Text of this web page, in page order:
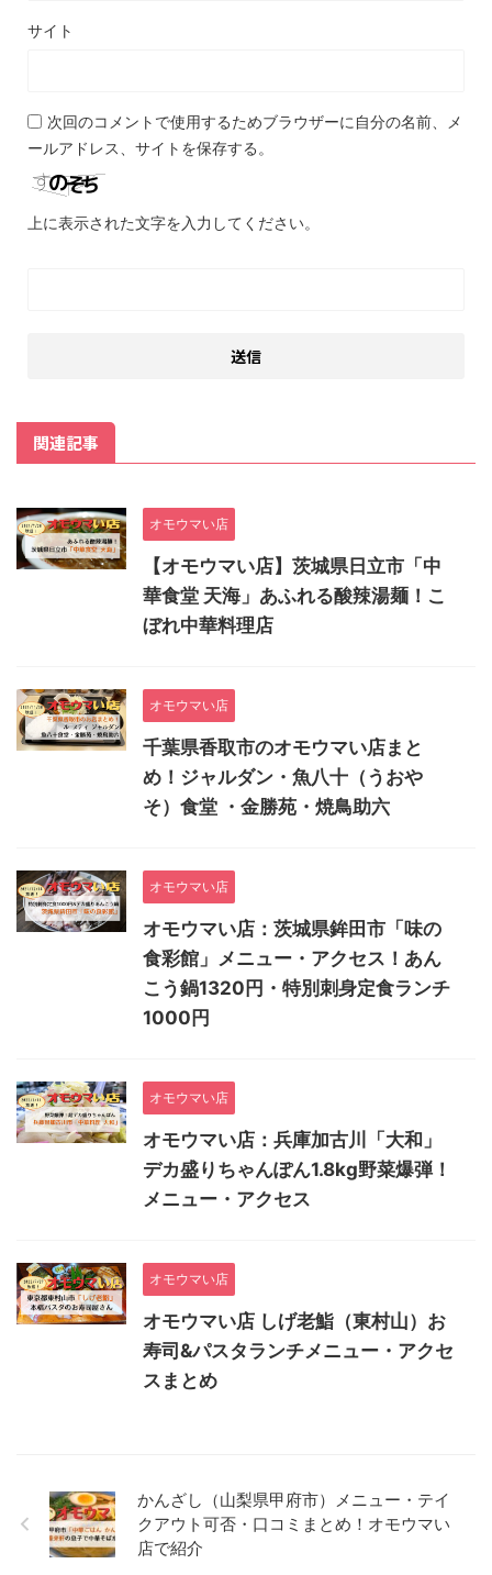
サイト
次回のコメントで使用するためブラウザーに自分の名前、メ
ールアドレス、サイトを保存する。
上に表示された文字を入力してください。
関連記事
オモウマい店
【オモウマい店】茨城県日立市「中
華食堂 天海」あふれる酸辣湯麺！こ
ぼれ中華料理店
オモウマい店
千葉県香取市のオモウマい店まと
め！ジャルダン・魚八十（うおや
そ）食堂 ・金勝苑・焼鳥助六
オモウマい店
オモウマい店：茨城県鉾田市「味の
食彩館」メニュー・アクセス！あん
こう鍋1320円・特別刺身定食ランチ
1000円
オモウマい店
オモウマい店：兵庫加古川「大和」
デカ盛りちゃんぽん1.8kg野菜爆弾！
メニュー・アクセス
オモウマい店
オモウマい店 しげ老鮨（東村山）お
寿司&パスタランチメニュー・アクセ
スまとめ
かんざし（山梨県甲府市）メニュー・テイ
クアウト可否・口コミまとめ！オモウマい
店で紹介